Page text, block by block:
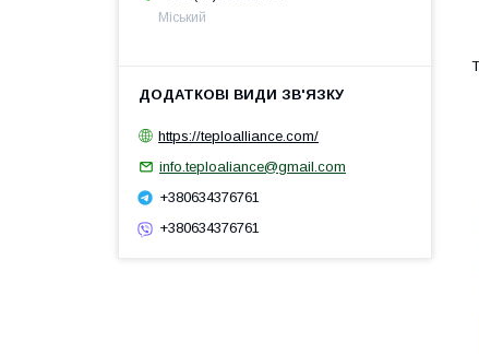
Міський
https://teploalliance.com/
info.teploaliance@gmail.com
+380634376761
+380634376761